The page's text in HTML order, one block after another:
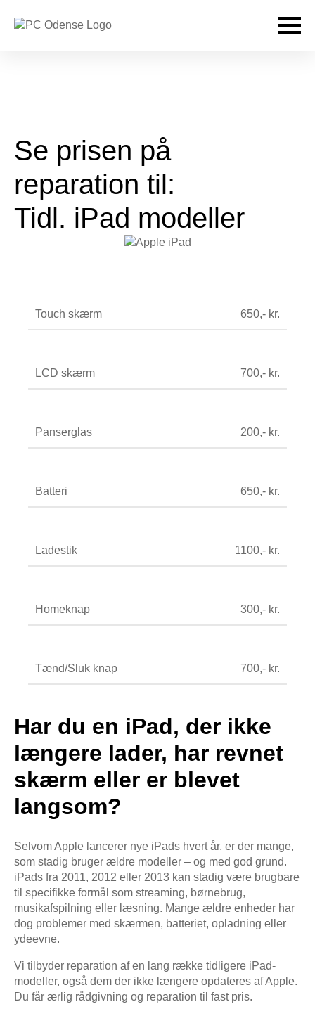
Se prisen på
reparation til:
Tidl. iPad modeller
Touch skærm 650,- kr.
LCD skærm 700,- kr.
Panserglas 200,- kr.
Batteri 650,- kr.
Ladestik 1100,- kr.
Homeknap 300,- kr.
Tænd/Sluk knap 700,- kr.
Har du en iPad, der ikke
længere lader, har revnet
skærm eller er blevet
langsom?
Selvom Apple lancerer nye iPads hvert år, er der mange,
som stadig bruger ældre modeller – og med god grund.
iPads fra 2011, 2012 eller 2013 kan stadig være brugbare
til specifikke formål som streaming, børnebrug,
musikafspilning eller læsning. Mange ældre enheder har
dog problemer med skærmen, batteriet, opladning eller
ydeevne.
Vi tilbyder reparation af en lang række tidligere iPad-
modeller, også dem der ikke længere opdateres af Apple.
Du får ærlig rådgivning og reparation til fast pris.